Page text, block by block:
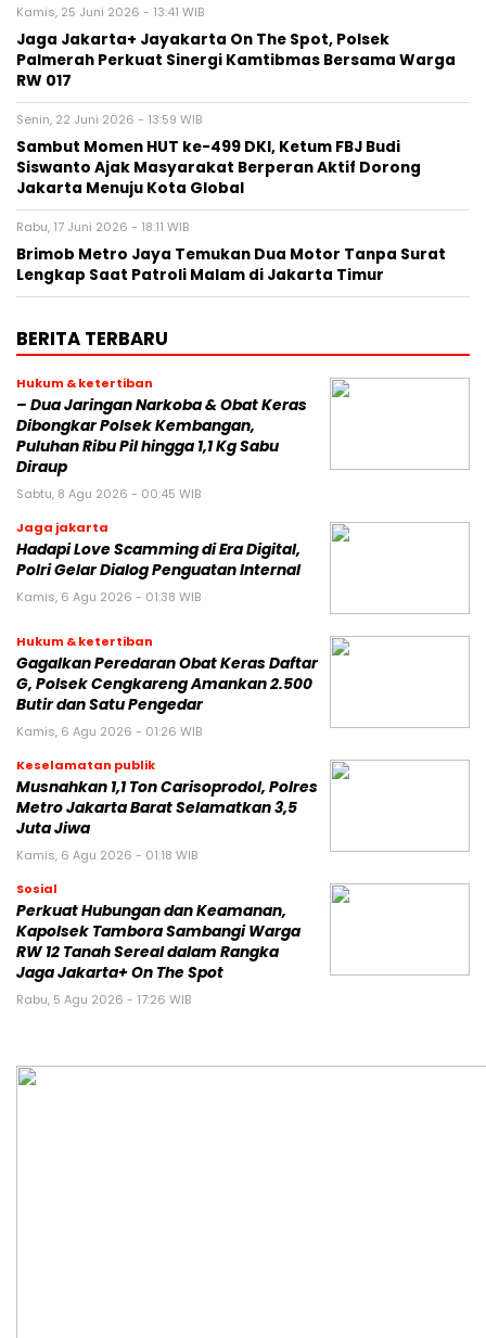
Kamis, 25 Juni 2026 - 13:41 WIB
Jaga Jakarta+ Jayakarta On The Spot, Polsek
Palmerah Perkuat Sinergi Kamtibmas Bersama Warga
RW 017
Senin, 22 Juni 2026 - 13:59 WIB
Sambut Momen HUT ke-499 DKI, Ketum FBJ Budi
Siswanto Ajak Masyarakat Berperan Aktif Dorong
Jakarta Menuju Kota Global
Rabu, 17 Juni 2026 - 18:11 WIB
Brimob Metro Jaya Temukan Dua Motor Tanpa Surat
Lengkap Saat Patroli Malam di Jakarta Timur
BERITA TERBARU
Hukum & ketertiban
– Dua Jaringan Narkoba & Obat Keras
Dibongkar Polsek Kembangan,
Puluhan Ribu Pil hingga 1,1 Kg Sabu
Diraup
Sabtu, 8 Agu 2026 - 00:45 WIB
Jaga jakarta
Hadapi Love Scamming di Era Digital,
Polri Gelar Dialog Penguatan Internal
Kamis, 6 Agu 2026 - 01:38 WIB
Hukum & ketertiban
Gagalkan Peredaran Obat Keras Daftar
G, Polsek Cengkareng Amankan 2.500
Butir dan Satu Pengedar
Kamis, 6 Agu 2026 - 01:26 WIB
Keselamatan publik
Musnahkan 1,1 Ton Carisoprodol, Polres
Metro Jakarta Barat Selamatkan 3,5
Juta Jiwa
Kamis, 6 Agu 2026 - 01:18 WIB
Sosial
Perkuat Hubungan dan Keamanan,
Kapolsek Tambora Sambangi Warga
RW 12 Tanah Sereal dalam Rangka
Jaga Jakarta+ On The Spot
Rabu, 5 Agu 2026 - 17:26 WIB